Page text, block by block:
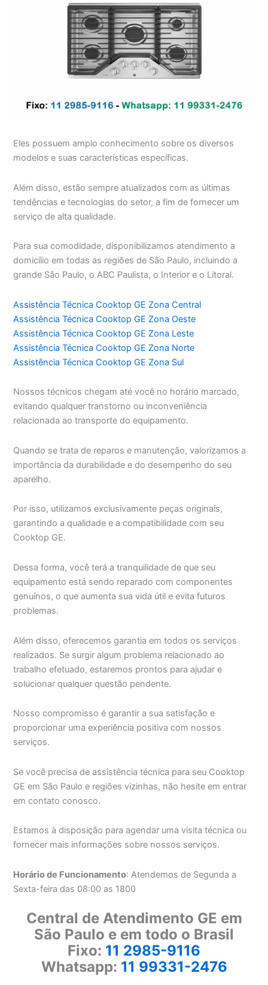
Eles possuem amplo conhecimento sobre os diversos
modelos e suas características específicas.
Além disso, estão sempre atualizados com as últimas
tendências e tecnologias do setor, a fim de fornecer um
serviço de alta qualidade.
Para sua comodidade, disponibilizamos atendimento a
domicílio em todas as regiões de São Paulo, incluindo a
grande São Paulo, o ABC Paulista, o Interior e o Litoral.
Assistência Técnica Cooktop GE Zona Central
Assistência Técnica Cooktop GE Zona Oeste
Assistência Técnica Cooktop GE Zona Leste
Assistência Técnica Cooktop GE Zona Norte
Assistência Técnica Cooktop GE Zona Sul
Nossos técnicos chegam até você no horário marcado,
evitando qualquer transtorno ou inconveniência
relacionada ao transporte do equipamento.
Quando se trata de reparos e manutenção, valorizamos a
importância da durabilidade e do desempenho do seu
aparelho.
Por isso, utilizamos exclusivamente peças originais,
garantindo a qualidade e a compatibilidade com seu
Cooktop GE.
Dessa forma, você terá a tranquilidade de que seu
equipamento está sendo reparado com componentes
genuínos, o que aumenta sua vida útil e evita futuros
problemas.
Além disso, oferecemos garantia em todos os serviços
realizados. Se surgir algum problema relacionado ao
trabalho efetuado, estaremos prontos para ajudar e
solucionar qualquer questão pendente.
Nosso compromisso é garantir a sua satisfação e
proporcionar uma experiência positiva com nossos
serviços.
Se você precisa de assistência técnica para seu Cooktop
GE em São Paulo e regiões vizinhas, não hesite em entrar
em contato conosco.
Estamos à disposição para agendar uma visita técnica ou
fornecer mais informações sobre nossos serviços.
Horário de Funcionamento: Atendemos de Segunda a
Sexta-feira das 08:00 as 1800
Central de Atendimento GE em
São Paulo e em todo o Brasil
Fixo: 11 2985-9116
Whatsapp: 11 99331-2476